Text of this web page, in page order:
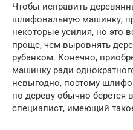
Чтобы исправить
шлифовальную машинку,
некоторые усилия, но это
проще, чем выровнять
рубанком. Конечно,
машинку ради
невыгодно, поэтому
по дереву обычно берется
специалист, имеющий